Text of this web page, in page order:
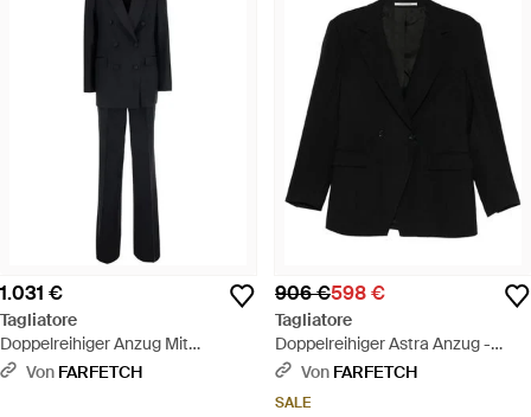
1.031 €
Tagliatore
Doppelreihiger Anzug Mit
Steigendem Revers - Schwarz
Von FARFETCH
906 €598 €
Tagliatore
Doppelreihiger Astra Anzug -
Schwarz
Von FARFETCH
SALE